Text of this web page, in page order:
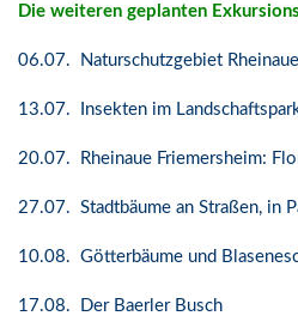
Die weiteren geplanten
06.07. Naturschutzgebiet
13.07. Insekten im
20.07. Rheinaue Friemersheim:
27.07. Stadtbäume an Straßen, in
10.08. Götterbäume und
17.08. Der Baerler Busch